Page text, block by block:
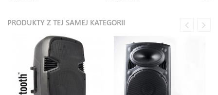
PRODUKTY Z TEJ SAMEJ KATEGORII